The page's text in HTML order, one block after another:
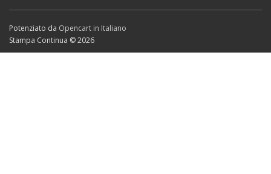
Potenziato da Opencart in Italiano
Stampa Continua © 2026